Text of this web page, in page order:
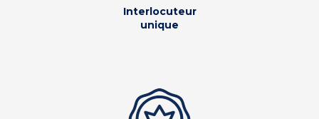
Interlocuteur
unique